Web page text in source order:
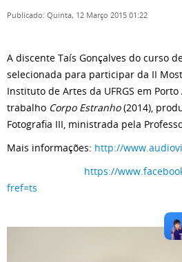
Publicado: Quinta, 12 Março 2015 01:22
A discente Taís Gonçalves do curso
selecionada para participar da II
Instituto de Artes da UFRGS em
trabalho Corpo Estranho(2014),
Fotografia III, ministrada pela
Mais informações: http://
https://
fref=ts